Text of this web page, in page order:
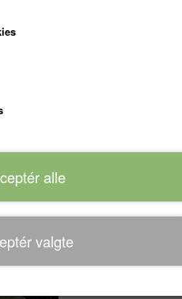
alle
valgte